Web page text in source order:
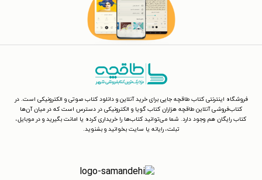
فروشگاه اینترنتی کتاب طاقچه جایی برای خرید آنلاین و دانلود کتاب صوتی و الکترونیکی است. در
کتاب‌فروشی آنلاین طاقچه هزاران کتاب گویا و الکترونیکی در دسترس است که در میان آن‌ها
کتاب رایگان هم وجود دارد. شما می‌توانید کتاب‌ها را خریداری کرده یا امانت بگیرید و در موبایل،
تبلت، رایانه یا سایت بخوانید و بشنوید.